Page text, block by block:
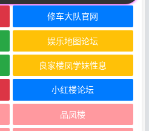
修车大队官网
娱乐地图论坛
良家楼凤学妹性息
小红楼论坛
品凤楼